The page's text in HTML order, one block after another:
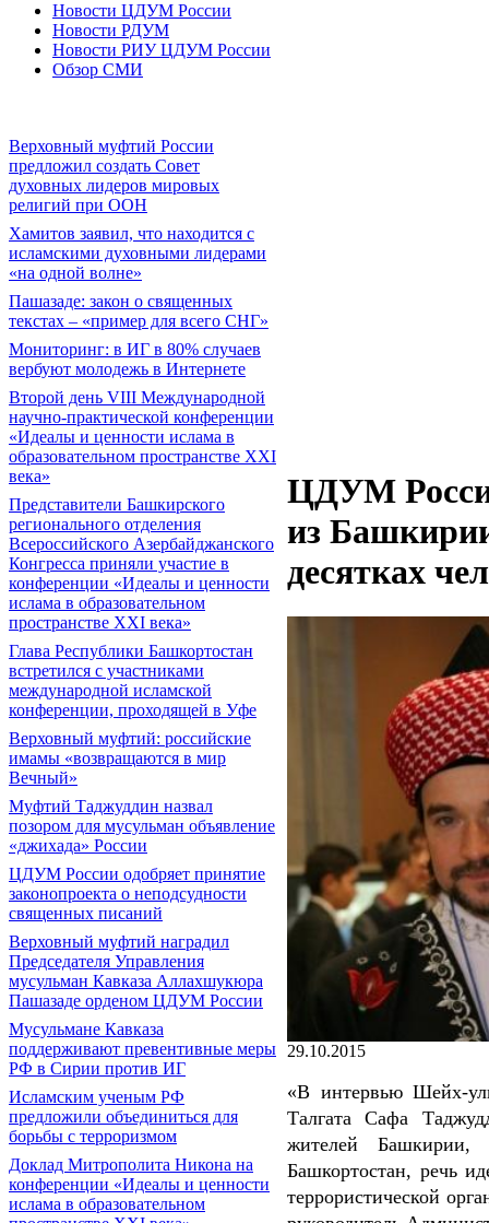
Новости ЦДУМ России
Новости РДУМ
Новости РИУ ЦДУМ России
Обзор СМИ
Верховный муфтий России
предложил создать Совет
духовных лидеров мировых
религий при ООН
Хамитов заявил, что находится с
исламскими духовными лидерами
«на одной волне»
Пашазаде: закон о священных
текстах – «пример для всего СНГ»
Мониторинг: в ИГ в 80% случаев
вербуют молодежь в Интернете
Второй день VIII Международной
научно-практической конференции
«Идеалы и ценности ислама в
образовательном пространстве XXI
века»
Представители Башкирского
регионального отделения
Всероссийского Азербайджанского
Конгресса приняли участие в
конференции «Идеалы и ценности
ислама в образовательном
пространстве XXI века»
Глава Республики Башкортостан
встретился с участниками
международной исламской
конференции, проходящей в Уфе
Верховный муфтий: российские
имамы «возвращаются в мир
Вечный»
Муфтий Таджуддин назвал
позором для мусульман объявление
«джихада» России
ЦДУМ России одобряет принятие
законопроекта о неподсудности
священных писаний
Верховный муфтий наградил
Председателя Управления
мусульман Кавказа Аллахшукюра
Пашазаде орденом ЦДУМ России
Мусульмане Кавказа
поддерживают превентивные меры
РФ в Сирии против ИГ
Исламским ученым РФ
предложили объединиться для
борьбы с терроризмом
Доклад Митрополита Никона на
конференции «Идеалы и ценности
ислама в образовательном
ЦДУМ
из
десятках
29.10.2015
«В интервью Шейх-
Талгата Сафа
жителей Башкирии,
Башкортостан, речь
террористической